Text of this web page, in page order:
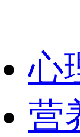
心
营